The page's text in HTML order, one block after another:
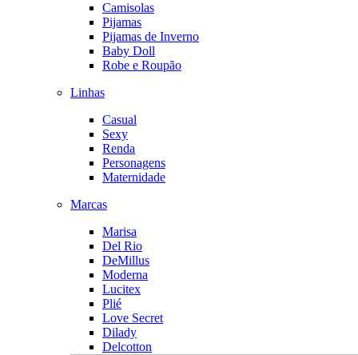
Camisolas
Pijamas
Pijamas de Inverno
Baby Doll
Robe e Roupão
Linhas
Casual
Sexy
Renda
Personagens
Maternidade
Marcas
Marisa
Del Rio
DeMillus
Moderna
Lucitex
Plié
Love Secret
Dilady
Delcotton